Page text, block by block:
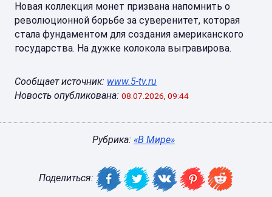
Новая коллекция монет призвана напомнить о
революционной борьбе за суверенитет, которая
стала фундаментом для создания американского
государства. На дужке колокола выгравирова.
Сообщает источник: www.5-tv.ru
Новость опубликована: 08.07.2026, 09:44
Рубрика: «В Мире»
Поделиться: